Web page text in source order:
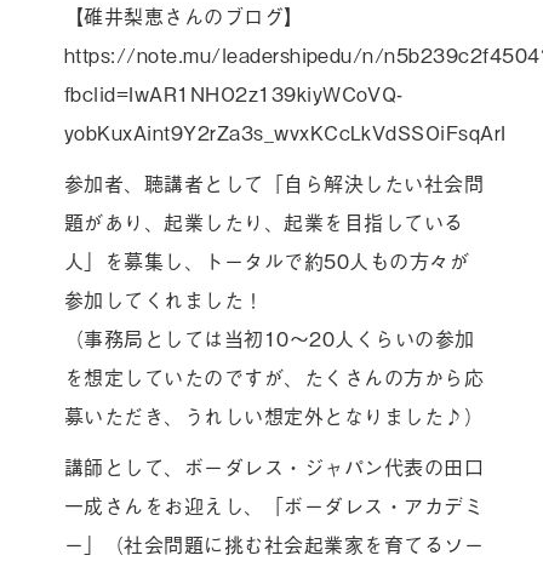
【碓井梨恵さんのブログ】
https://note.mu/leadershipedu/n/
fbclid=IwAR1NHO2z139kiyWCoVQ-
yobKuxAint9Y2rZa3s_wvxKCcLkVdSSOiFsqArI
参加者、聴講者として「自ら解決したい社会問
題があり、起業したり、起業を目指している
人」を募集し、トータルで約50人もの方々が
参加してくれました！
（事務局としては当初10〜20人くらいの参加
を想定していたのですが、たくさんの方から応
募いただき、うれしい想定外となりました♪）
講師として、ボーダレス・ジャパン代表の田口
一成さんをお迎えし、「ボーダレス・アカデミ
ー」（社会問題に挑む社会起業家を育てるソー